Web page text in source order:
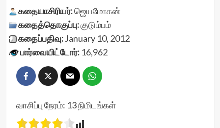
கதையாசிரியர்:ஜெயமோகன்
கதைத்தொகுப்பு:குடும்பம்
கதைப்பதிவு:January 10, 2012
பார்வையிட்டோர்:16,962
வாசிப்பு நேரம்: 13நிமிடங்கள்